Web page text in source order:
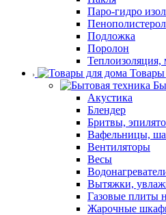
Паро-гидро
Пенополистерол
Подложка
Поролон
Теплоизоляция,
Товары
Акустика
Блендер
Бритвы,
Вафельницы,
Вентиляторы
Весы
Вытяжки,
Газовые плиты
Жарочные